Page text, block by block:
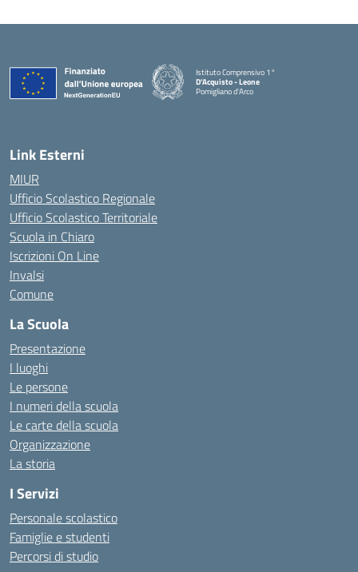
Istituto Comprensivo 1°
D'Acquisto - Leone
Pomigliano d'Arco
— Visita la pagina iniziale della scuola
Link Esterni
MIUR
Ufficio Scolastico Regionale
Ufficio Scolastico Territoriale
Scuola in Chiaro
Iscrizioni On Line
Invalsi
Comune
La Scuola
Presentazione
I luoghi
Le persone
I numeri della scuola
Le carte della scuola
Organizzazione
La storia
I Servizi
Personale scolastico
Famiglie e studenti
Percorsi di studio